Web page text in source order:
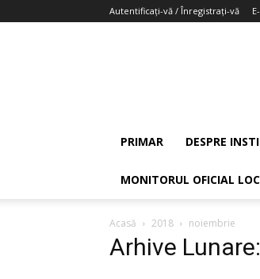
Autentificați-vă / Înregistrați-vă
PRIMAR DESPRE
MONITORUL OFICIAL
Acasă 2018 noiembrie
Arhive